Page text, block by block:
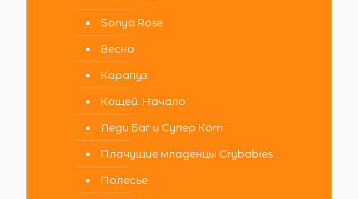
Sonya Rose
Весна
Карапуз
Кощей. Начало
Леди Баг и Супер Кот
Плачущие младенцы Crybabies
Полесье